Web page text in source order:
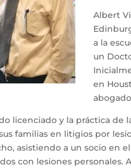
Albert
a la
un
en
licenciado y la práctica de
familias en litigios por
asistiendo a un socio en
con lesiones